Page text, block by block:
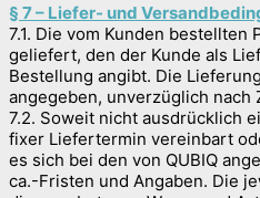
§ 7 – Liefer- und
7.1. Die vom Kunden
geliefert, den der Kunde als
Bestellung angibt. Die
angegeben, unverzüglich nach
7.2. Soweit nicht ausdrücklich
fixer Liefertermin vereinbart
es sich bei den von QUBIQ
ca.-Fristen und Angaben. Die